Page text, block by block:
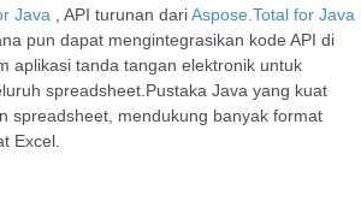
Java , API turunan dariAspose.Total for Java
pun dapat mengintegrasikan kode API di
aplikasi tanda tangan elektronik untuk
spreadsheet.Pustaka Java yang kuat
spreadsheet, mendukung banyak format
Excel.